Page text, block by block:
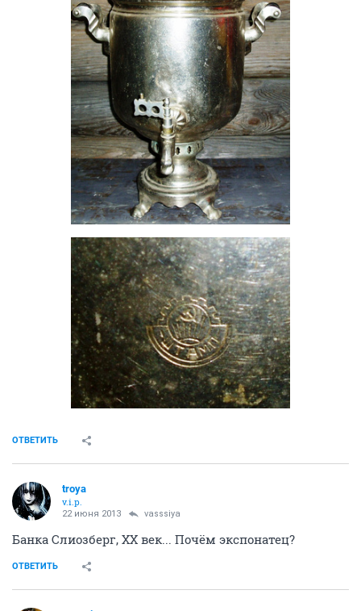
ОТВЕТИТЬ
troya
v.i.p.
22 июня 2013 vasssiya
Банка Слиозберг, ХХ век... Почём экспонатец?
ОТВЕТИТЬ